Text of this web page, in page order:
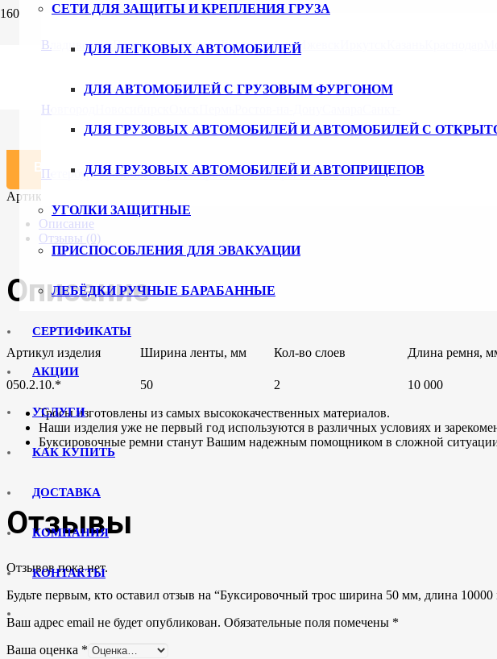
Владивосток ВолгоградВоронежЕкатеринбургИжевск
Новгород
ПетербургУльяновскУфаХабаровскЧебоксарыЧелябинск
СЕТИ ДЛЯ ЗАЩИТЫ И КРЕПЛЕНИЯ ГРУЗА
ДЛЯ ЛЕГКОВЫХ АВТОМОБИЛЕЙ
ДЛЯ АВТОМОБИЛЕЙ С ГРУЗОВЫМ ФУРГОНОМ
ДЛЯ ГРУЗОВЫХ АВТОМОБИЛЕЙ И АВТОМОБИЛЕЙ С
ДЛЯ ГРУЗОВЫХ АВТОМОБИЛЕЙ И АВТОПРИЦЕПОВ
УГОЛКИ ЗАЩИТНЫЕ
ПРИСПОСОБЛЕНИЯ ДЛЯ ЭВАКУАЦИИ
ЛЕБЁДКИ РУЧНЫЕ БАРАБАННЫЕ
СЕРТИФИКАТЫ
АКЦИИ
УСЛУГИ
КАК КУПИТЬ
ДОСТАВКА
КОМПАНИЯ
КОНТАКТЫ
₽
Количество товара Буксировочный трос ширина 50 мм, длина 10000 мм
В корзину
Артикул:
Описание
Отзывы (0)
Описание
Артикул изделия Ширина ленты, мм Кол-во слоев Длина ремня,
050.2.10.*
50 2 10 000
Тросы изготовлены из самых высококачественных материалов.
Наши изделия уже не первый год используются в различных условиях и
Буксировочные ремни станут Вашим надежным помощником в сложной
Отзывы
Отзывов пока нет.
Будьте первым, кто оставил отзыв на “Буксировочный трос ширина 50 мм, длина
Ваш адрес email не будет опубликован. Обязательные поля помечены *
Ваша оценка *